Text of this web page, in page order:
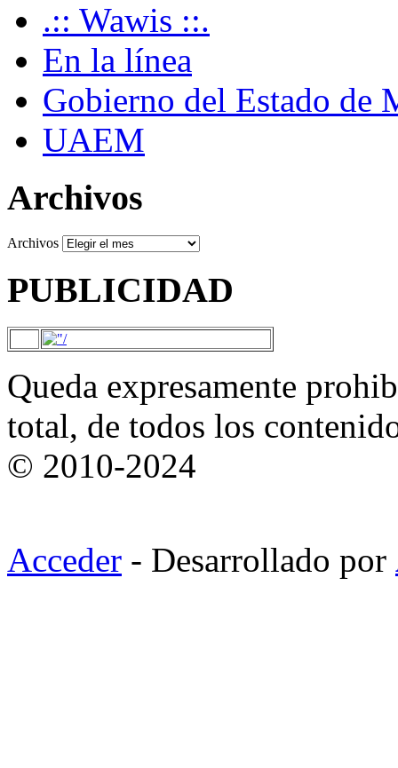
.:: Wawis ::.
En la línea
Gobierno del Estado de
UAEM
Archivos
Archivos
PUBLICIDAD
Queda expresamente
total, de todos los
© 2010-2024
Acceder - Desarrollado por